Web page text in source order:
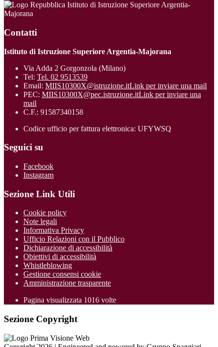
Istituto di Istruzione Superiore Argentia-
Majorana
Contatti
Istituto di Istruzione Superiore Argentia-Majorana
Via Adda 2 Gorgonzola (Milano)
Tel: Tel. 02 9513539
Email: MIIS10300X@istruzione.itLink per inviare una mail
PEC: MIIS10300X@pec.istruzione.itLink per inviare una
mail
C.F.: 91587340158
Codice ufficio per fattura elettronica: UFYWSQ
Seguici su
Facebook
Instagram
Sezione Link Utili
Cookie policy
Note legali
Informativa Privacy
Ufficio Relazioni con il Pubblico
Dichiarazione di accessibilità
Obiettivi di accessibilità
Whistleblowing
Gestione consensi cookie
Amministrazione trasparente
Pagina visualizzata 1016 volte
Sezione Copyright